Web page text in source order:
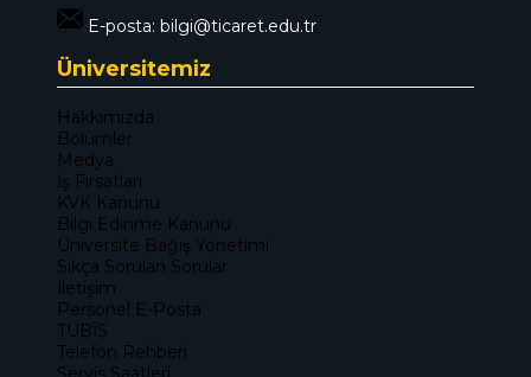
E-posta: bilgi@ticaret.edu.tr
Üniversitemiz
Hakkımızda
Bölümler
Medya
İş Fırsatları
KVK Kanunu
Bilgi Edinme Kanunu
Üniversite Bağış Yönetimi
Sıkça Sorulan Sorular
İletişim
Personel E-Posta
TÜBİS
Telefon Rehberi